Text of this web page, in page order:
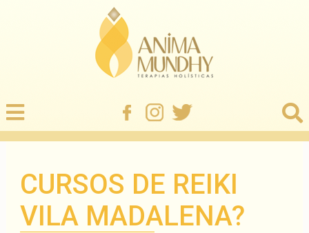
CURSOS DE REIKI
VILA MADALENA?